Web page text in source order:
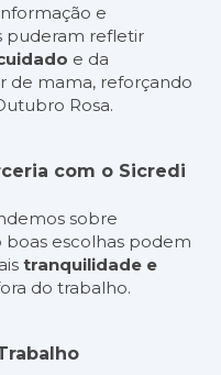
e
puderam refletir
e da
de mama, reforçando
Rosa.
com o Sicredi
sobre
boas escolhas podem
tranquilidade e
do trabalho.